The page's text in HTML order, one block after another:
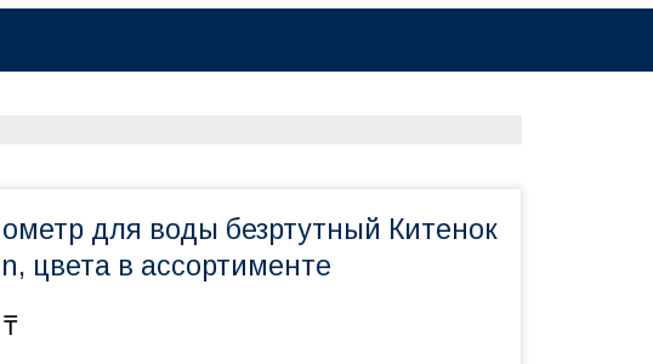
для воды безртутный Китенок
цвета в ассортименте